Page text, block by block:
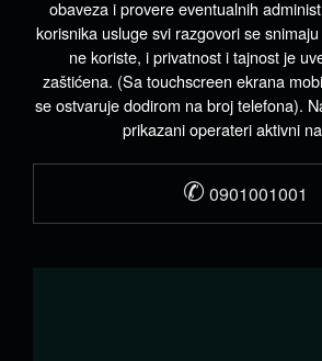
obaveza i provere eventualnih
korisnika usluge svi razgovori se
ne koriste, i privatnost i tajnost je
zaštićena. (Sa touchscreen ekrana
se ostvaruje dodirom na broj telefona).
prikazani operateri aktivni
✆ 0901001001